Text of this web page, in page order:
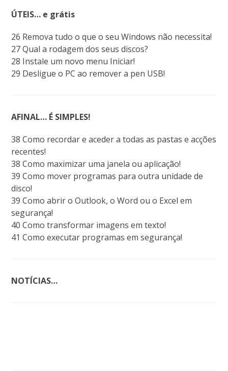
ÚTEIS… e grátis
26 Remova tudo o que o seu Windows não necessita!
27 Qual a rodagem dos seus discos?
28 Instale um novo menu Iniciar!
29 Desligue o PC ao remover a pen USB!
AFINAL… É SIMPLES!
38 Como recordar e aceder a todas as pastas e acções
recentes!
38 Como maximizar uma janela ou aplicação!
39 Como mover programas para outra unidade de
disco!
39 Como abrir o Outlook, o Word ou o Excel em
segurança!
40 Como transformar imagens em texto!
41 Como executar programas em segurança!
NOTÍCIAS…